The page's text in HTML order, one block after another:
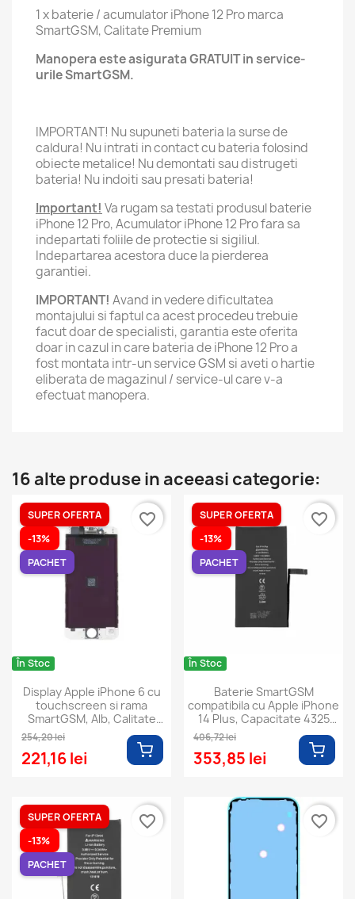
1 x baterie / acumulator iPhone 12 Pro marca
SmartGSM, Calitate Premium
Manopera este asigurata GRATUIT in service-
urile SmartGSM.
IMPORTANT! Nu supuneti bateria la surse de
caldura! Nu intrati in contact cu bateria folosind
obiecte metalice! Nu demontati sau distrugeti
bateria! Nu indoiti sau presati bateria!
Important! Va rugam sa testati produsul baterie
iPhone 12 Pro, Acumulator iPhone 12 Pro fara sa
indepartati foliile de protectie si sigiliul.
Indepartarea acestora duce la pierderea
garantiei.
IMPORTANT! Avand in vedere dificultatea
montajului si faptul ca acest procedeu trebuie
facut doar de specialisti, garantia este oferita
doar in cazul in care bateria de iPhone 12 Pro a
fost montata intr-un service GSM si aveti o hartie
eliberata de magazinul / service-ul care v-a
efectuat manopera.
16 alte produse in aceeasi categorie:
În Stoc
Display Apple iPhone 6 cu
touchscreen si rama
SmartGSM, Alb, Calitate
254,20 lei
221,16 lei
SUPER OFERTA
-13%
PACHET
favorite_border
În Stoc
Baterie SmartGSM
compatibila cu Apple iPhone
14 Plus, Capacitate 4325
406,72 lei
353,85 lei
SUPER OFERTA
-13%
PACHET
favorite_border
SUPER OFERTA
-13%
PACHET
favorite_border favorite_border